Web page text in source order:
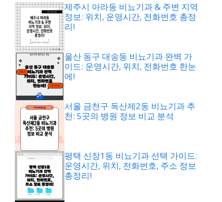
제주시 아라동 비뇨기과 & 주변 지역
정보: 위치, 운영시간, 전화번호 총정
리!
울산 동구 대송동 비뇨기과 완벽 가
이드: 운영시간, 위치, 전화번호 한눈
에!
서울 금천구 독산제2동 비뇨기과 추
천: 5곳의 병원 정보 비교 분석
평택 신장1동 비뇨기과 선택 가이드:
운영시간, 위치, 전화번호, 주소 정보
총정리!